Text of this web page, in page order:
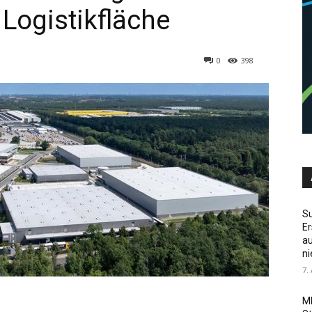
0 398
7.